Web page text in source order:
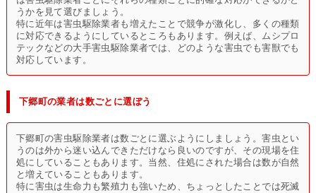
うかを見て選びましょう。
特に近年は害虫駆除業者も増えたことで競争が激化し、多くの種類
に対応できるようにしているところもあります。例えば、ムシプロ
テックなどの大手害虫駆除業者では、どのような害虫でも害獣でも
対応しています。
下郷町の業者は数ごとに選ぼう
下郷町の害虫駆除業者は数ごとに選ぶようにしましょう。害虫とい
うのは外から迷い込んできただけなら良いのですが、その現場を住
処にしていることもあります。当然、住処にされた場合は数が自然
と増えていることもあります。
特に害虫は生命力も繁殖力も強いため、ちょっとしたことでは死滅